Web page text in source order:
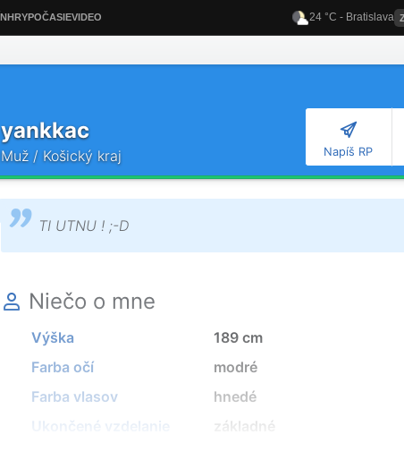
yankkac
Muž / Košický kraj Napíš RP
TI UTNU ! ;-D
Niečo o mne
Výška
189 cm
Farba očí
modré
Farba vlasov
hnedé
Ukončené vzdelanie
základné